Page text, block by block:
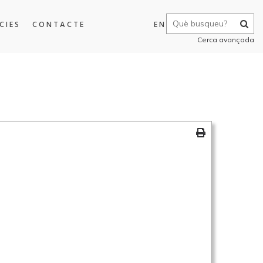
CONTACTE EN
Cerca avançada